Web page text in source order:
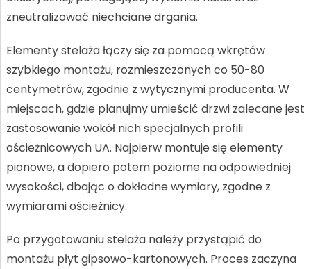
zneutralizować niechciane drgania.
Elementy stelaża łączy się za pomocą wkrętów
szybkiego montażu, rozmieszczonych co 50-80
centymetrów, zgodnie z wytycznymi producenta. W
miejscach, gdzie planujmy umieścić drzwi zalecane jest
zastosowanie wokół nich specjalnych profili
ościeżnicowych UA. Najpierw montuje się elementy
pionowe, a dopiero potem poziome na odpowiedniej
wysokości, dbając o dokładne wymiary, zgodne z
wymiarami ościeżnicy.
Po przygotowaniu stelaża należy przystąpić do
montażu płyt gipsowo-kartonowych. Proces zaczyna